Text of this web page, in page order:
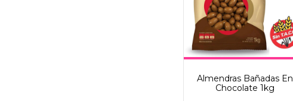
Almendras Bañadas En
Chocolate 1kg